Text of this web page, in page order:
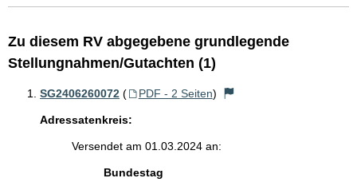
Zu diesem RV abgegebene grundlegende
Stellungnahmen/Gutachten (1)
SG2406260072 ( PDF - 2 Seiten)
Adressatenkreis:
Versendet am 01.03.2024 an:
Bundestag